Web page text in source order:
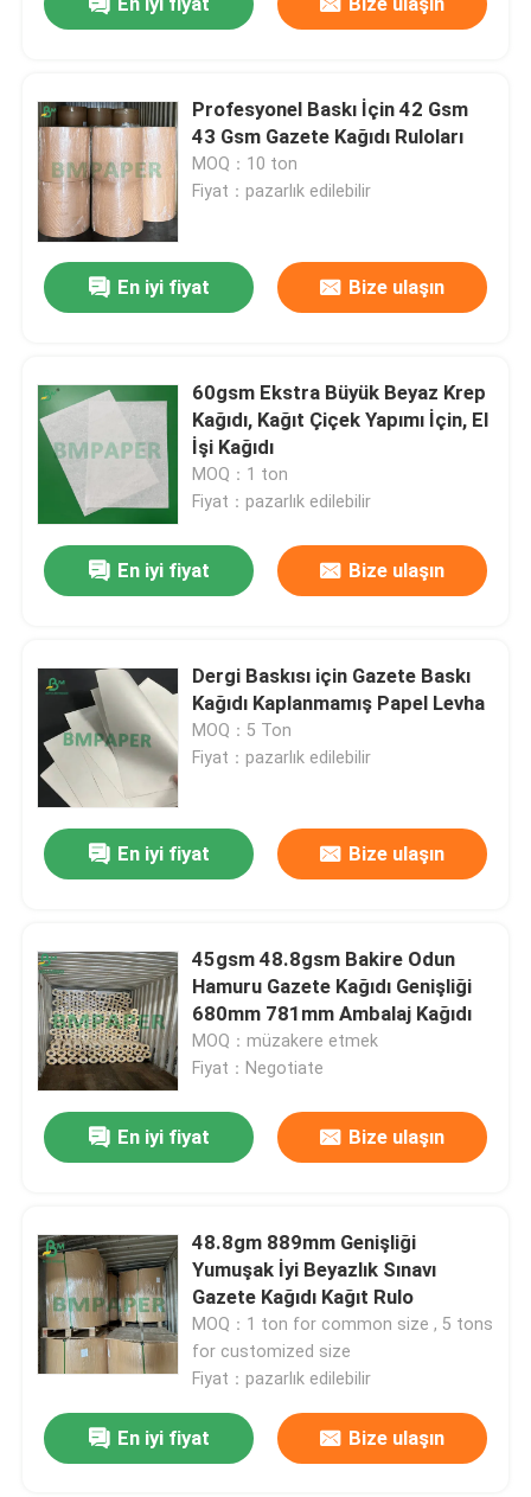
Mesaj bırakın
Sizi yakında arayacağız!
Bize ulaşın
Haberler
Tüm servis talepleri
Termal Kağıt Rulosu
Beyaz Bond Kağıt Rulosu
CAD Plotter kağıdı
Bardak Stok Kağıt Panosu
Kaplamasız Woodfree Kağıt
Yemek Kutusu Kağıdı
İpek Parlak Kağıt
SBS Kağıt Panosu
Kuşe Dubleks Pano
C2S Parlak Kağıt
çuval kraft kağıdı
Profesyonel Baskı İçin 42 Gsm
43 Gsm Gazete Kağıdı Ruloları
MOQ：10 ton
Fiyat：pazarlık edilebilir
En iyi fiyat Bize ulaşın
60gsm Ekstra Büyük Beyaz Krep
Kağıdı, Kağıt Çiçek Yapımı İçin, El
İşi Kağıdı
MOQ：1 ton
Fiyat：pazarlık edilebilir
En iyi fiyat Bize ulaşın
Dergi Baskısı için Gazete Baskı
Kağıdı Kaplanmamış Papel Levha
MOQ：5 Ton
Fiyat：pazarlık edilebilir
En iyi fiyat Bize ulaşın
45gsm 48.8gsm Bakire Odun
Hamuru Gazete Kağıdı Genişliği
680mm 781mm Ambalaj Kağıdı
MOQ：müzakere etmek
Fiyat：Negotiate
En iyi fiyat Bize ulaşın
48.8gm 889mm Genişliği
Yumuşak İyi Beyazlık Sınavı
Gazete Kağıdı Kağıt Rulo
MOQ：1 ton for common size , 5 tons
for customized size
Fiyat：pazarlık edilebilir
En iyi fiyat Bize ulaşın